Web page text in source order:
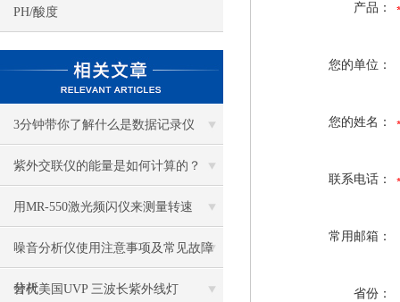
PH/酸度
3分钟带你了解什么是数据记录仪
紫外交联仪的能量是如何计算的？
用MR-550激光频闪仪来测量转速
噪音分析仪使用注意事项及常见故障
分析
替代美国UVP 三波长紫外线灯
产品：
您的单位：
您的姓名：
联系电话：
常用邮箱：
省份：